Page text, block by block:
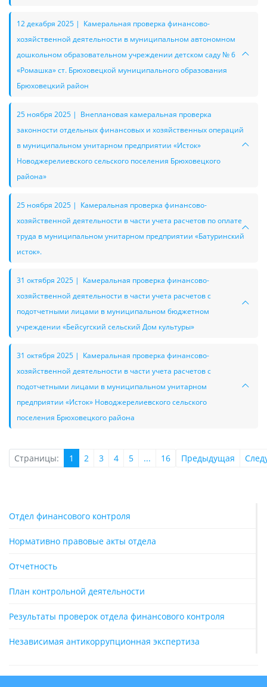
Отдел финансового контроля
Нормативно правовые акты отдела
Отчетность
План контрольной деятельности
Результаты проверок отдела финансового контроля
Независимая антикоррупционная экспертиза
12 декабря 2025 | Камеральная проверка финансово-
хозяйственной деятельности в муниципальном автономном
дошкольном образовательном учреждении детском саду № 6
«Ромашка» ст. Брюховецкой муниципального образования
Брюховецкий район
25 ноября 2025 | Внеплановая камеральная проверка
законности отдельных финансовых и хозяйственных операций
в муниципальном унитарном предприятии «Исток»
Новоджерелиевского сельского поселения Брюховецкого
района»
25 ноября 2025 | Камеральная проверка финансово-
хозяйственной деятельности в части учета расчетов по оплате
труда в муниципальном унитарном предприятии «Батуринский
исток».
31 октября 2025 | Камеральная проверка финансово-
хозяйственной деятельности в части учета расчетов с
подотчетными лицами в муниципальном бюджетном
учреждении «Бейсугский сельский Дом культуры»
31 октября 2025 | Камеральная проверка финансово-
хозяйственной деятельности в части учета расчетов с
подотчетными лицами в муниципальном унитарном
предприятии «Исток» Новоджерелиевского сельского
поселения Брюховецкого района
Страницы: 1 2 3 4 5 ... 16 Предыдущая